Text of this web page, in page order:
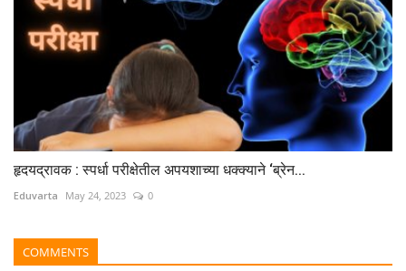
हृदयद्रावक : स्पर्धा परीक्षेतील अपयशाच्या धक्क्याने ‘ब्रेन...
Eduvarta May 24, 2023 0
COMMENTS